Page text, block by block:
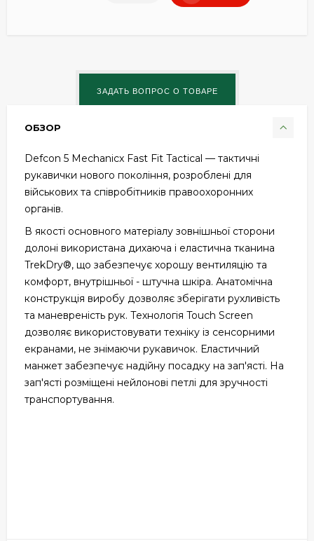
ОБЗОР
Defcon 5 Mechanicx Fast Fit Tactical — тактичні
рукавички нового покоління, розроблені для
військових та співробітників правоохоронних
органів.
В якості основного матеріалу зовнішньої сторони
долоні використана дихаюча і еластична тканина
TrekDry®, що забезпечує хорошу вентиляцію та
комфорт, внутрішньої - штучна шкіра. Анатомічна
конструкція виробу дозволяє зберігати рухливість
та маневреність рук. Технологія Touch Screen
дозволяє використовувати техніку із сенсорними
екранами, не знімаючи рукавичок. Еластичний
манжет забезпечує надійну посадку на зап'ясті. На
зап'ясті розміщені нейлонові петлі для зручності
транспортування.